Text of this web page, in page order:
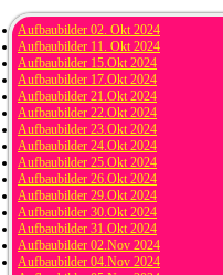
Aufbaubilder 02. Okt 2024
Aufbaubilder 11. Okt 2024
Aufbaubilder 15.Okt 2024
Aufbaubilder 17.Okt 2024
Aufbaubilder 21.Okt 2024
Aufbaubilder 22.Okt 2024
Aufbaubilder 23.Okt 2024
Aufbaubilder 24.Okt 2024
Aufbaubilder 25.Okt 2024
Aufbaubilder 26.Okt 2024
Aufbaubilder 29.Okt 2024
Aufbaubilder 30.Okt 2024
Aufbaubilder 31.Okt 2024
Aufbaubilder 02.Nov 2024
Aufbaubilder 04.Nov 2024